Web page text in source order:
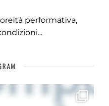
performativa,